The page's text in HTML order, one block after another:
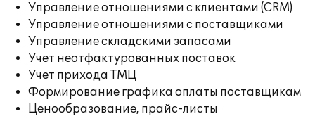
Управление отношениями с клиентами (CRM)
Управление отношениями с поставщиками
Управление складскими запасами
Учет неотфактурованных поставок
Учет прихода ТМЦ
Формирование графика оплаты поставщикам
Ценообразование, прайс-листы